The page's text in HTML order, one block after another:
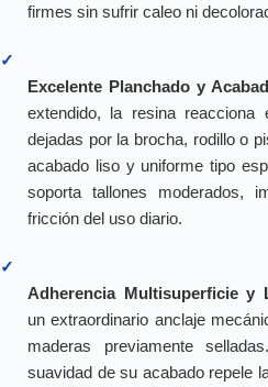
firmes sin sufrir caleo ni
✓
Excelente Planchado y
extendido, la resina reacciona
dejadas por la brocha, rodillo o
acabado liso y uniforme tipo
soporta tallones moderados,
fricción del uso diario.
✓
Adherencia Multisuperficie y
un extraordinario anclaje
maderas previamente
suavidad de su acabado repele